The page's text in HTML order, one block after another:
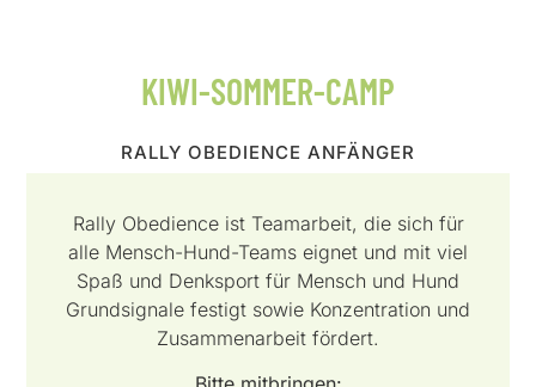
KIWI-SOMMER-CAMP
RALLY OBEDIENCE ANFÄNGER
Rally Obedience ist Teamarbeit, die sich für
alle Mensch-Hund-Teams eignet und mit viel
Spaß und Denksport für Mensch und Hund
Grundsignale festigt sowie Konzentration und
Zusammenarbeit fördert.